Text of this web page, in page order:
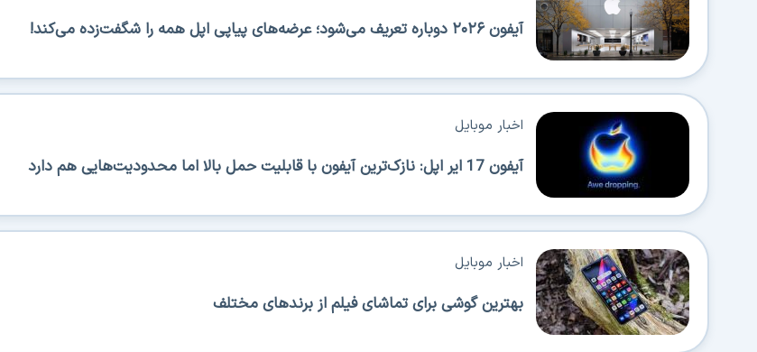
آیفون ۲۰۲۶ دوباره تعریف می‌شود؛ عرضه‌های پیاپی اپل همه را شگفت‌زده می‌کند!
آیفون 17 ایر اپل: نازک‌ترین آیفون با قابلیت حمل بالا اما محدودیت‌هایی هم دارد
اخبار موبایل
بهترین گوشی برای تماشای فیلم از برندهای مختلف
اخبار موبایل